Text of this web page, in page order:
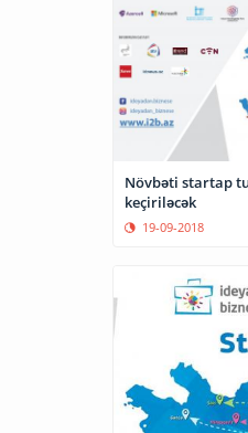
Növbəti startap
keçiriləcək
19-09-2018